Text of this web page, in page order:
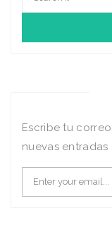
Escribe tu
nuevas entradas